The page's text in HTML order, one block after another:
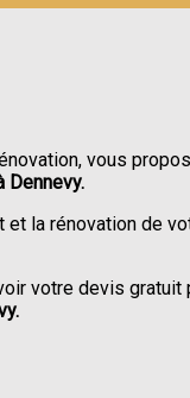
vous
Dennevy.
et la rénovation de
votre devis gratuit